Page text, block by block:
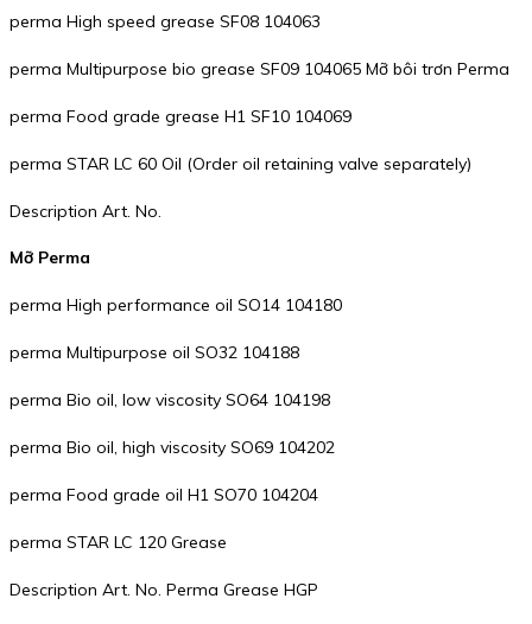
perma High speed grease SF08 104063
perma Multipurpose bio grease SF09 104065 Mỡ bôi trơn Perma
perma Food grade grease H1 SF10 104069
perma STAR LC 60 Oil (Order oil retaining valve separately)
Description Art. No.
Mỡ Perma
perma High performance oil SO14 104180
perma Multipurpose oil SO32 104188
perma Bio oil, low viscosity SO64 104198
perma Bio oil, high viscosity SO69 104202
perma Food grade oil H1 SO70 104204
perma STAR LC 120 Grease
Description Art. No. Perma Grease HGP